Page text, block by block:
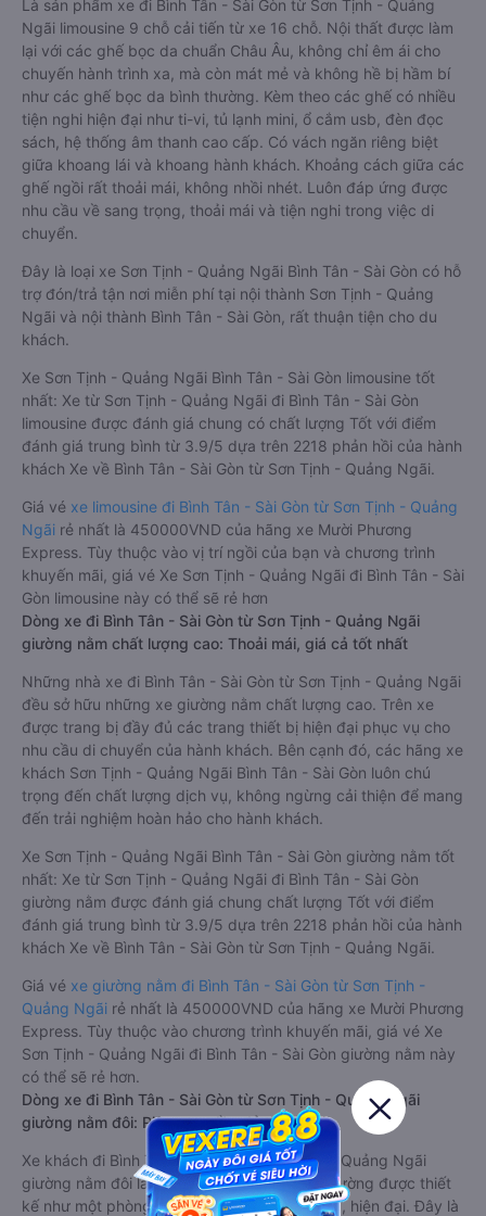
Là sản phẩm xe đi Bình Tân - Sài Gòn từ Sơn Tịnh - Quảng
Ngãi limousine 9 chỗ cải tiến từ xe 16 chỗ. Nội thất được làm
lại với các ghế bọc da chuẩn Châu Âu, không chỉ êm ái cho
chuyến hành trình xa, mà còn mát mẻ và không hề bị hầm bí
như các ghế bọc da bình thường. Kèm theo các ghế có nhiều
tiện nghi hiện đại như ti-vi, tủ lạnh mini, ổ cắm usb, đèn đọc
sách, hệ thống âm thanh cao cấp. Có vách ngăn riêng biệt
giữa khoang lái và khoang hành khách. Khoảng cách giữa các
ghế ngồi rất thoải mái, không nhồi nhét. Luôn đáp ứng được
nhu cầu về sang trọng, thoải mái và tiện nghi trong việc di
chuyển.
Đây là loại xe Sơn Tịnh - Quảng Ngãi Bình Tân - Sài Gòn có hỗ
trợ đón/trả tận nơi miễn phí tại nội thành Sơn Tịnh - Quảng
Ngãi và nội thành Bình Tân - Sài Gòn, rất thuận tiện cho du
khách.
Xe Sơn Tịnh - Quảng Ngãi Bình Tân - Sài Gòn limousine tốt
nhất: Xe từ Sơn Tịnh - Quảng Ngãi đi Bình Tân - Sài Gòn
limousine được đánh giá chung có chất lượng Tốt với điểm
đánh giá trung bình từ 3.9/5 dựa trên 2218 phản hồi của hành
khách Xe về Bình Tân - Sài Gòn từ Sơn Tịnh - Quảng Ngãi.
Giá vé xe limousine đi Bình Tân - Sài Gòn từ Sơn Tịnh - Quảng
Ngãi rẻ nhất là 450000VND của hãng xe Mười Phương
Express. Tùy thuộc vào vị trí ngồi của bạn và chương trình
khuyến mãi, giá vé Xe Sơn Tịnh - Quảng Ngãi đi Bình Tân - Sài
Gòn limousine này có thể sẽ rẻ hơn
Dòng xe đi Bình Tân - Sài Gòn từ Sơn Tịnh - Quảng Ngãi
giường nằm chất lượng cao: Thoải mái, giá cả tốt nhất
Những nhà xe đi Bình Tân - Sài Gòn từ Sơn Tịnh - Quảng Ngãi
đều sở hữu những xe giường nằm chất lượng cao. Trên xe
được trang bị đầy đủ các trang thiết bị hiện đại phục vụ cho
nhu cầu di chuyển của hành khách. Bên cạnh đó, các hãng xe
khách Sơn Tịnh - Quảng Ngãi Bình Tân - Sài Gòn luôn chú
trọng đến chất lượng dịch vụ, không ngừng cải thiện để mang
đến trải nghiệm hoàn hảo cho hành khách.
Xe Sơn Tịnh - Quảng Ngãi Bình Tân - Sài Gòn giường nằm tốt
nhất: Xe từ Sơn Tịnh - Quảng Ngãi đi Bình Tân - Sài Gòn
giường nằm được đánh giá chung chất lượng Tốt với điểm
đánh giá trung bình từ 3.9/5 dựa trên 2218 phản hồi của hành
khách Xe về Bình Tân - Sài Gòn từ Sơn Tịnh - Quảng Ngãi.
Giá vé xe giường nằm đi Bình Tân - Sài Gòn từ Sơn Tịnh -
Quảng Ngãi rẻ nhất là 450000VND của hãng xe Mười Phương
Express. Tùy thuộc vào chương trình khuyến mãi, giá vé Xe
Sơn Tịnh - Quảng Ngãi đi Bình Tân - Sài Gòn giường nằm này
có thể sẽ rẻ hơn.
Dòng xe đi Bình Tân - Sài Gòn từ Sơn Tịnh - Quảng Ngãi
giường nằm đôi: Riêng tư, đầy đủ tiện nghi
Xe khách đi Bình Tân - Sài Gòn từ Sơn Tịnh - Quảng Ngãi
giường nằm đôi là loại xe đặc biệt. Với mỗi giường được thiết
kế như một phòng ngủ khách sạn sang trọng, hiện đại. Đây là